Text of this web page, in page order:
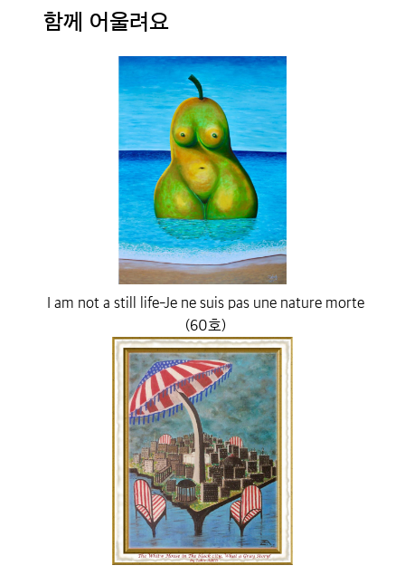
함께 어울려요
I am not a still life-Je ne suis pas une nature morte
(60호)